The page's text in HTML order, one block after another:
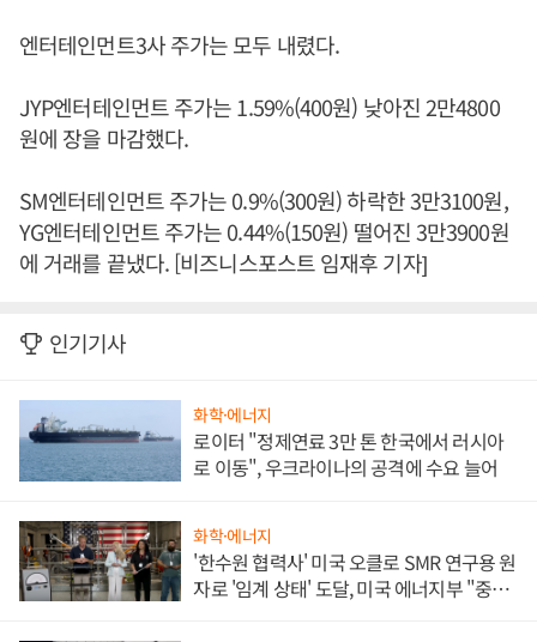
엔터테인먼트3사 주가는 모두 내렸다.
JYP엔터테인먼트 주가는 1.59%(400원) 낮아진 2만4800
원에 장을 마감했다.
SM엔터테인먼트 주가는 0.9%(300원) 하락한 3만3100원,
YG엔터테인먼트 주가는 0.44%(150원) 떨어진 3만3900원
에 거래를 끝냈다. [비즈니스포스트 임재후 기자]
인기기사
화학·에너지
로이터 "정제연료 3만 톤 한국에서 러시아
로 이동", 우크라이나의 공격에 수요 늘어
화학·에너지
'한수원 협력사' 미국 오클로 SMR 연구용 원
자로 '임계 상태' 도달, 미국 에너지부 "중요